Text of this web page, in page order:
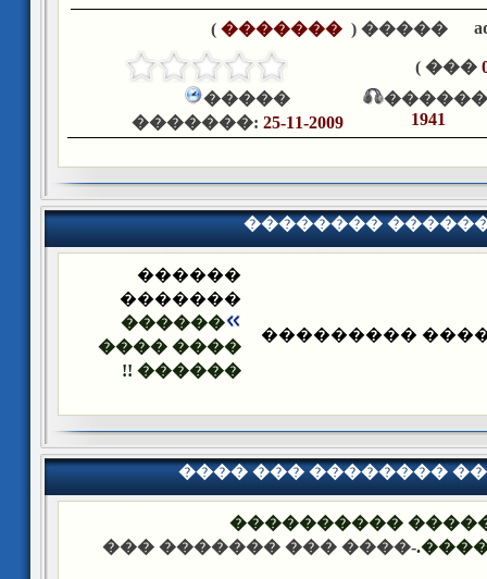
����� (
�������
)
��� )
�����
�������: 25-11-2009
1941
��������
��������
������
�������
������
���� ����
������ !!
���� ��� ��������
��� ����:
-���� ��� ������� ���